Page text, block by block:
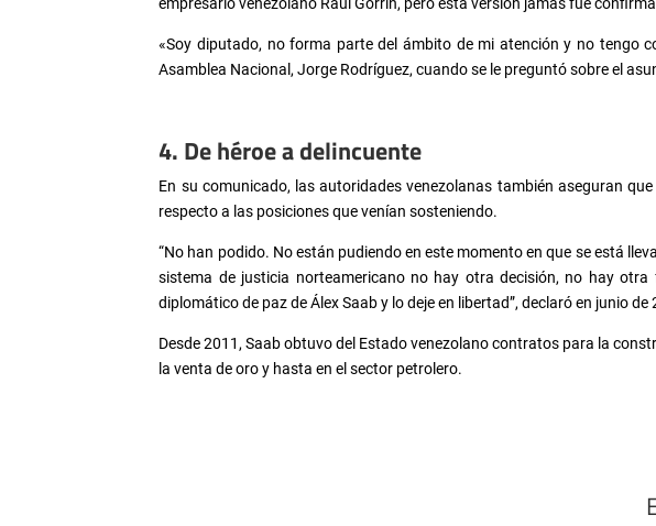
«Soy diputado, no forma parte del ámbito de mi atención y no tengo
Asamblea Nacional, Jorge Rodríguez, cuando se le preguntó sobre el
4. De héroe a delincuente
En su comunicado, las autoridades venezolanas también aseguran
respecto a las posiciones que venían sosteniendo.
“No han podido. No están pudiendo en este momento en que se está
sistema de justicia norteamericano no hay otra decisión, no hay
diplomático de paz de Álex Saab y lo deje en libertad”, declaró en junio
Desde 2011, Saab obtuvo del Estado venezolano contratos para la
la venta de oro y hasta en el sector petrolero.